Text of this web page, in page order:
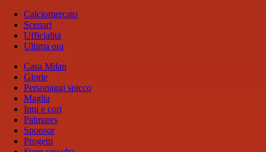
Calciomercato
Scenari
Ufficialità
Ultima ora
Casa Milan
Glorie
Personaggi spicco
Maglia
Inni e cori
Palmares
Sponsor
Progetti